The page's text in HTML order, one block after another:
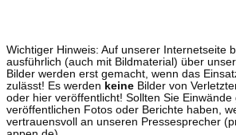
Wichtiger Hinweis: Auf unserer Internetseite
ausführlich (auch mit Bildmaterial) über
Bilder werden erst gemacht, wenn das
zulässt! Es werden keine Bilder von
oder hier veröffentlicht! Sollten Sie
veröffentlichen Fotos oder Berichte haben,
vertrauensvoll an unseren Pressesprecher